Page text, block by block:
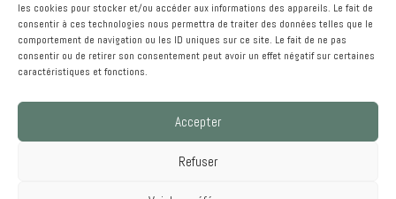
les cookies pour stocker et/ou accéder aux informations des appareils. Le fait de
consentir à ces technologies nous permettra de traiter des données telles que le
comportement de navigation ou les ID uniques sur ce site. Le fait de ne pas
consentir ou de retirer son consentement peut avoir un effet négatif sur certaines
caractéristiques et fonctions.
Accepter
Refuser
NOUS CONTACTER
05 55 33 34 21